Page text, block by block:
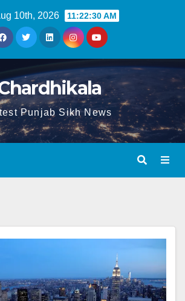
10th, 2026 11:22:30 AM
Punjab Sikh News